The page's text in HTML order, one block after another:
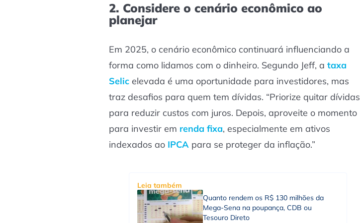
2. Considere o cenário econômico ao
planejar
Em 2025, o cenário econômico continuará influenciando a
forma como lidamos com o dinheiro. Segundo Jeff, a taxa
Selic elevada é uma oportunidade para investidores, mas
traz desafios para quem tem dívidas. “Priorize quitar dívidas
para reduzir custos com juros. Depois, aproveite o momento
para investir em renda fixa, especialmente em ativos
indexados ao IPCA para se proteger da inflação.”
Leia também
Quanto rendem os R$ 130 milhões da
Mega-Sena na poupança, CDB ou
Tesouro Direto